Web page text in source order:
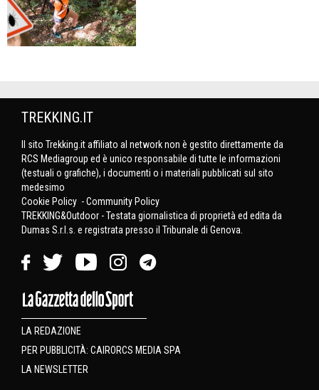
TREKKING.IT
Il sito Trekking.it affiliato al network non è gestito direttamente da
RCS Mediagroup ed è unico responsabile di tutte le informazioni
(testuali o grafiche), i documenti o i materiali pubblicati sul sito
medesimo
Cookie Policy -Community Policy
TREKKING&Outdoor - Testata giornalistica di proprietà ed edita da
Dumas S.r.l.s. e registrata presso il Tribunale di Genova.
LA REDAZIONE
PER PUBBLICITÀ: CAIRORCS MEDIA SPA
LA NEWSLETTER